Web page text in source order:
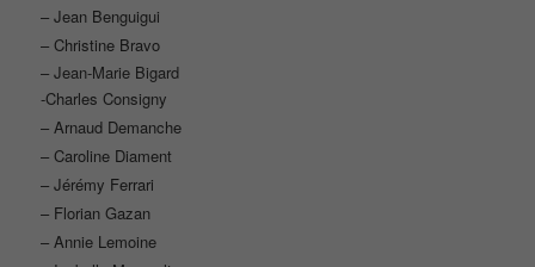
– Jean Benguigui
– Christine Bravo
– Jean-Marie Bigard
-Charles Consigny
– Arnaud Demanche
– Caroline Diament
– Jérémy Ferrari
– Florian Gazan
– Annie Lemoine